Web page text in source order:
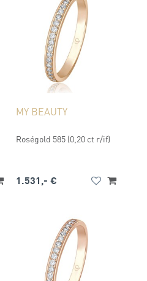
MY BEAUTY
Roségold 585 (0,20 ct r/if)
1.531,- €